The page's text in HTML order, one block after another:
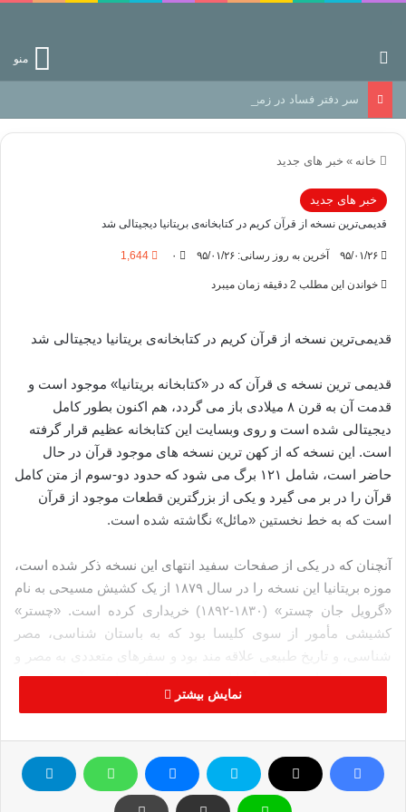
منو
سر دفتر فساد در زمین‌، دوری وکناره‌گیری از راه خداست‌!
خانه » خبر های جدید
خبر های جدید
قدیمی‌ترین نسخه از قرآن کریم در کتابخانه‌ی بریتانیا دیجیتالی شد
۹۵/۰۱/۲۶ آخرین به روز رسانی: ۹۵/۰۱/۲۶ ۰ 1,644
خواندن این مطلب 2 دقیقه زمان میبرد
قدیمی‌ترین نسخه از قرآن کریم در کتابخانه‌ی بریتانیا دیجیتالی شد
قدیمی ترین نسخه ی قرآن که در «کتابخانه بریتانیا» موجود است و
قدمت آن به قرن ۸ میلادی باز می گردد، هم اکنون بطور کامل
دیجیتالی شده است و روی وبسایت این کتابخانه عظیم قرار گرفته
است. این نسخه که از کهن ترین نسخه های موجود قرآن در حال
حاضر است، شامل ۱۲۱ برگ می شود که حدود دو-سوم از متن کامل
قرآن را در بر می گیرد و یکی از بزرگترین قطعات موجود از قرآن
است که به خط نخستین «مائل» نگاشته شده است.
آنچنان که در یکی از صفحات سفید انتهای این نسخه ذکر شده است،
موزه بریتانیا این نسخه را در سال ۱۸۷۹ از یک کشیش مسیحی به نام
«گرویل جان چستر» (۱۸۳۰-۱۸۹۲) خریداری کرده است. «چستر»
کشیشی مأمور از سوی کلیسا بود که به باستان شناسی، مصر
شناسی، و تاریخ طبیعی علاقه مند بود و سفرهای متعددی به مصر و
خاور نزدیک داشت، و از آنجا اشیا و نسخه هایی را جمع آوری کرد که
اکنون در مجموعه های موسسات فرهنگی و کتابخانه ای بریتانیا
دست او رسیده باشد.
این نسخه از قرآن، شامل سه مجموعه از برگ های متصل به هم از
نمایش بیشتر